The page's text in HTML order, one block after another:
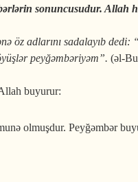
sonuncusudur. Allah
adlarını sadalayıb
peyğəmbəriyəm”. (əl-
buyurur:
olmuşdur. Peyğəmbər